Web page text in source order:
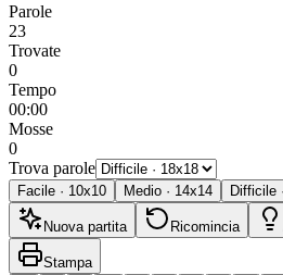
Parole
23
Trovate
0
Tempo
00:00
Mosse
0
Trova parole
Facile · 10x10 Medio · 14x14 Difficile ·
Nuova partita Ricomincia
Stampa